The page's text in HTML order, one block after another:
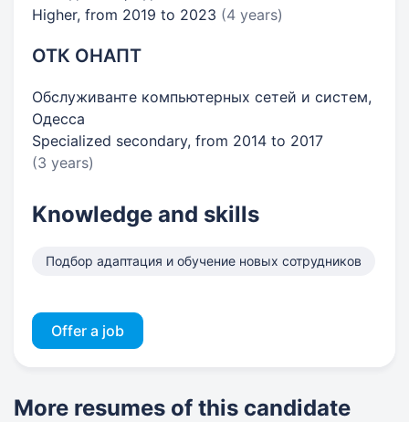
Higher, from 2019 to 2023 (4 years)
ОТК ОНАПТ
Обслуживанте компьютерных сетей и систем,
Одесса
Specialized secondary, from 2014 to 2017
(3 years)
Knowledge and skills
Подбор адаптация и обучение новых сотрудников
Offer a job
More resumes of this candidate